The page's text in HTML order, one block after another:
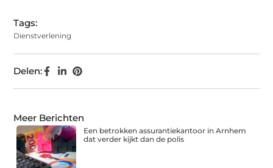
Tags:
Dienstverlening
Delen:
Meer Berichten
Een betrokken assurantiekantoor in Arnhem
dat verder kijkt dan de polis